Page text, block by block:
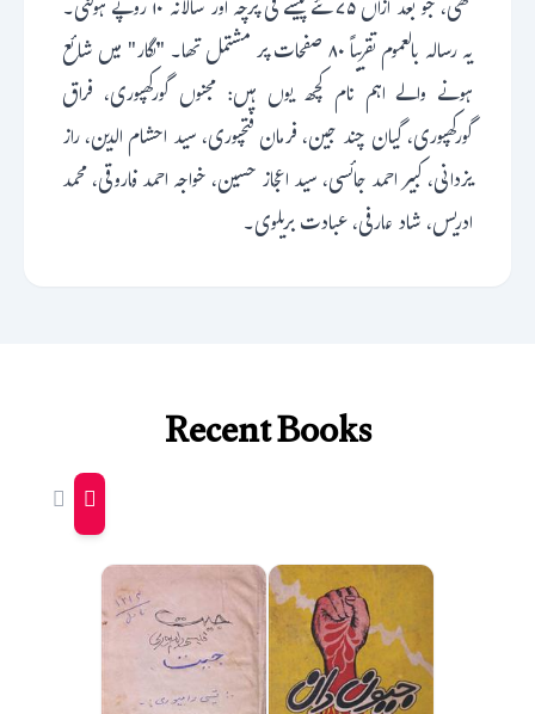
یہ رسالہ بالعموم تقریباً ۸۰ صفحات پر مشتمل تھا۔ "نگار" میں شائع
ہونے والے اہم نام کچھ یوں ہیں: مجنوں گورکھپوری، فراق
گورکھپوری، گیان چند جین، فرمان فتحپوری، سید احشام الدین، راز
یزدانی، کبیر احمد جائسی، سید اعجاز حسین، خواجہ احمد فاروقی، محمد
ادریس، شاد عارفی، عبادت بریلوی۔
Recent Books